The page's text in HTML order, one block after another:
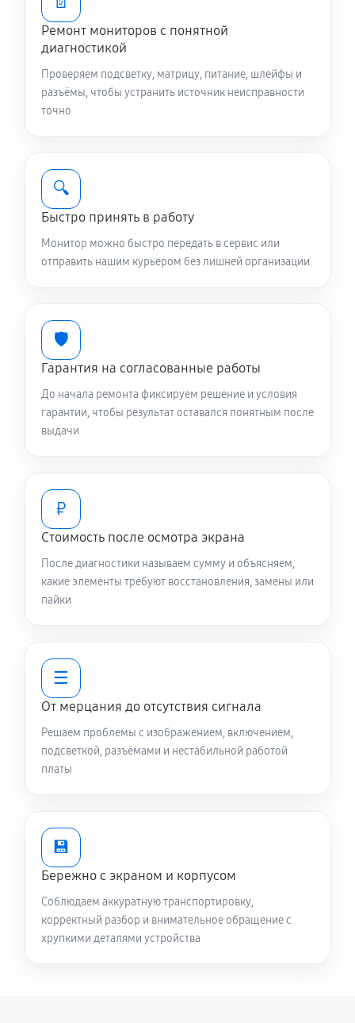
Ремонт мониторов с понятной
диагностикой
Проверяем подсветку, матрицу, питание, шлейфы и
разъёмы, чтобы устранить источник неисправности
точно
🔍
Быстро принять в работу
Монитор можно быстро передать в сервис или
отправить нашим курьером без лишней организации
🛡️
Гарантия на согласованные работы
До начала ремонта фиксируем решение и условия
гарантии, чтобы результат оставался понятным после
выдачи
₽
Стоимость после осмотра экрана
После диагностики называем сумму и объясняем,
какие элементы требуют восстановления, замены или
пайки
☰
От мерцания до отсутствия сигнала
Решаем проблемы с изображением, включением,
подсветкой, разъёмами и нестабильной работой
платы
💾
Бережно с экраном и корпусом
Соблюдаем аккуратную транспортировку,
корректный разбор и внимательное обращение с
хрупкими деталями устройства